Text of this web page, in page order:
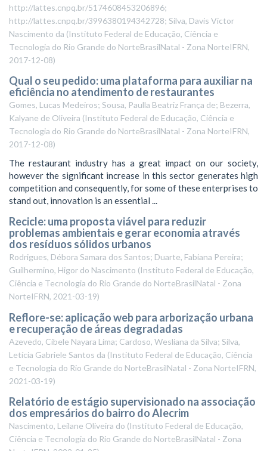
http://lattes.cnpq.br/5174608453206896;
http://lattes.cnpq.br/3996380194342728; Silva, Davis Victor
Nascimento da (Instituto Federal de Educação, Ciência e
Tecnologia do Rio Grande do NorteBrasilNatal - Zona NorteIFRN,
2017-12-08)
Qual o seu pedido: uma plataforma para auxiliar na
eficiência no atendimento de restaurantes
Gomes, Lucas Medeiros; Sousa, Paulla Beatriz França de; Bezerra,
Kalyane de Oliveira (Instituto Federal de Educação, Ciência e
Tecnologia do Rio Grande do NorteBrasilNatal - Zona NorteIFRN,
2017-12-08)
The restaurant industry has a great impact on our society,
however the significant increase in this sector generates high
competition and consequently, for some of these enterprises to
stand out, innovation is an essential ...
Recicle: uma proposta viável para reduzir
problemas ambientais e gerar economia através
dos resíduos sólidos urbanos
Rodrigues, Débora Samara dos Santos; Duarte, Fabiana Pereira;
Guilhermino, Higor do Nascimento (Instituto Federal de Educação,
Ciência e Tecnologia do Rio Grande do NorteBrasilNatal - Zona
NorteIFRN, 2021-03-19)
Reflore-se: aplicação web para arborização urbana
e recuperação de áreas degradadas
Azevedo, Cibele Nayara Lima; Cardoso, Wesliana da Silva; Silva,
Letícia Gabriele Santos da (Instituto Federal de Educação, Ciência
e Tecnologia do Rio Grande do NorteBrasilNatal - Zona NorteIFRN,
2021-03-19)
Relatório de estágio supervisionado na associação
dos empresários do bairro do Alecrim
Nascimento, Leilane Oliveira do (Instituto Federal de Educação,
Ciência e Tecnologia do Rio Grande do NorteBrasilNatal - Zona